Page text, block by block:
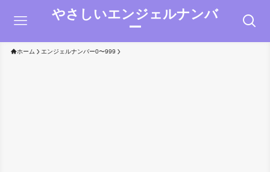
やさしいエンジェルナンバ
ー
ホーム エンジェルナンバー0〜999